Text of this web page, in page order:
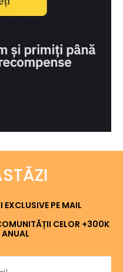
PE MAIL
CELOR +300K
ANUAL